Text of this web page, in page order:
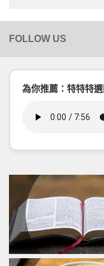
為你推薦：特特特